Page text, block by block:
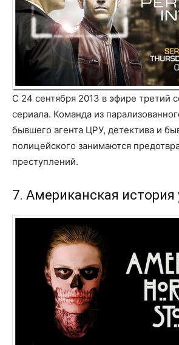
С 24 сентября 2013 в эфире третий
сериала. Команда из
бывшего агента ЦРУ, детектива и
полицейского занимаются
преступлений.
7. Американская история